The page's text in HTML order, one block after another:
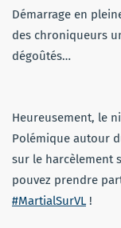
Démarrage en
des chroniqueurs
dégoûtés…
Heureusement, le
Polémique autour
sur le harcèlement
pouvez prendre
#MartialSurVL !